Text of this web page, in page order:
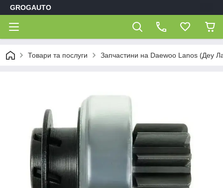
GROGAUTO
Товари та послуги Запчастини на Daewoo Lanos (Деу